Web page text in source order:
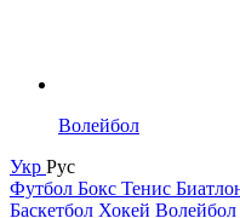
Волейбол
Укр Рус
Футбол Бокс Тенис
Баскетбол Хокей Волейбол